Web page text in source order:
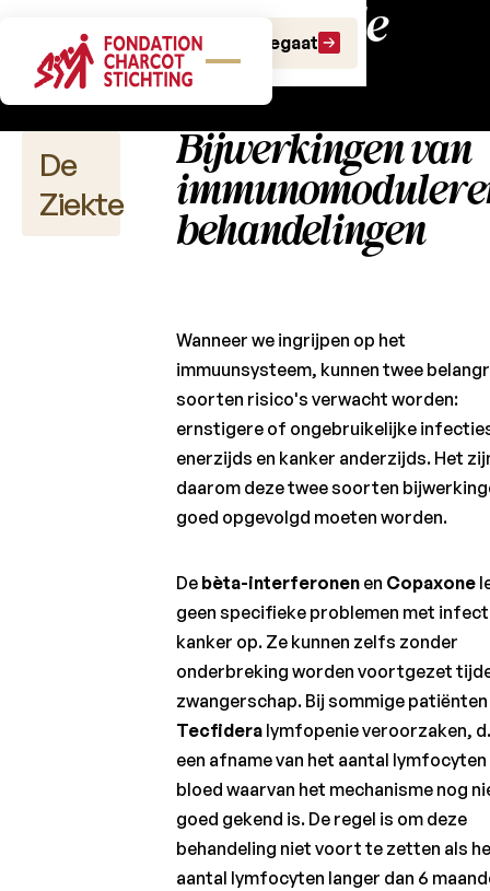
Doe een gift Doe een legaat
Alles over multiple
sclerose
De
Ziekte
verschillende
vormen van
Symptomen
differentiële
Epidemiologie:
een ziekte die
voorkomt bij
vatbaarheid
Bijwerkingen van
behandelingen
Wanneer we ingrijpen op het
immuunsysteem, kunnen twee
soorten risico's verwacht worden:
ernstigere of ongebruikelijke
enerzijds en kanker anderzijds. Het
daarom deze twee soorten
goed opgevolgd moeten worden.
De bèta-interferonen en Copaxone
geen specifieke problemen met
kanker op. Ze kunnen zelfs zonder
onderbreking worden voortgezet
zwangerschap. Bij sommige
Tecfidera lymfopenie veroorzaken,
een afname van het aantal lymfocyten
bloed waarvan het mechanisme nog
goed gekend is. De regel is om deze
behandeling niet voort te zetten als
aantal lymfocyten langer dan 6